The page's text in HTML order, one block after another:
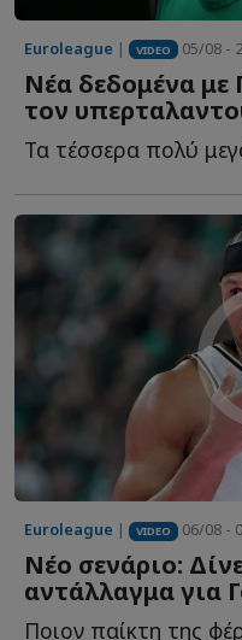
Euroleague | VIDEO 05/08 -
Νέα δεδομένα με
τον
Euroleague | VIDEO 06/08 -
Νέο σενάριο:
αντάλλαγμα για